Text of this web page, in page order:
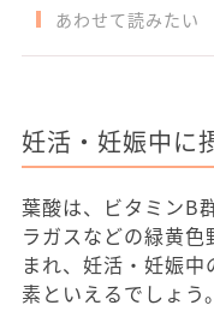
あわせて読みたい
妊活・妊娠中に
葉酸は、ビタミンB
ラガスなどの緑黄
まれ、妊活・妊娠
素といえるでしょう。